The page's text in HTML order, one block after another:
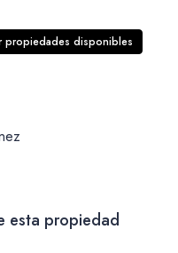
propiedades disponibles
esta propiedad